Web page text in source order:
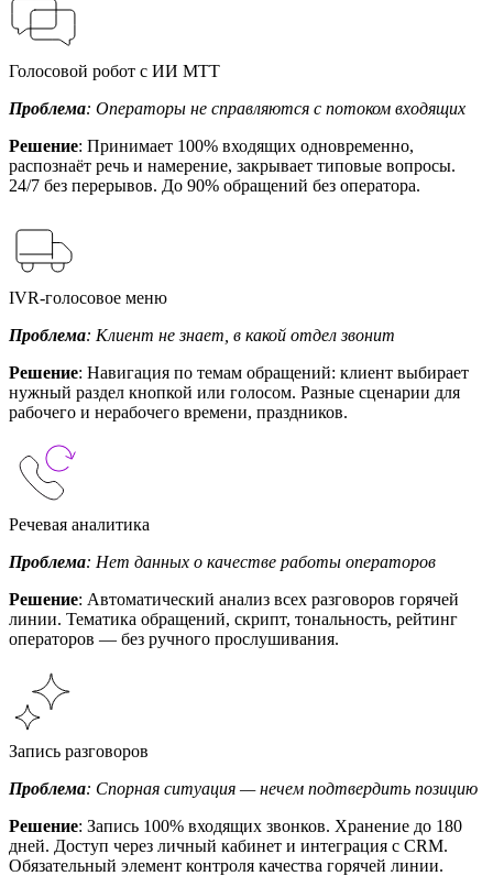
Голосовой робот с ИИ МТТ
Проблема: Операторы не справляются с потоком входящих
Решение: Принимает 100% входящих одновременно,
распознаёт речь и намерение, закрывает типовые вопросы.
24/7 без перерывов. До 90% обращений без оператора.
IVR-голосовое меню
Проблема: Клиент не знает, в какой отдел звонит
Решение: Навигация по темам обращений: клиент выбирает
нужный раздел кнопкой или голосом. Разные сценарии для
рабочего и нерабочего времени, праздников.
Речевая аналитика
Проблема: Нет данных о качестве работы операторов
Решение: Автоматический анализ всех разговоров горячей
линии. Тематика обращений, скрипт, тональность, рейтинг
операторов — без ручного прослушивания.
Запись разговоров
Проблема: Спорная ситуация — нечем подтвердить позицию
Решение: Запись 100% входящих звонков. Хранение до 180
дней. Доступ через личный кабинет и интеграция с CRM.
Обязательный элемент контроля качества горячей линии.